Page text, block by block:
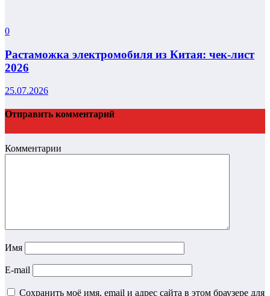
0
Растаможка электромобиля из Китая: чек-лист
2026
25.07.2026
Отправить комментарий
Комментарии
Имя
E-mail
Сохранить моё имя, email и адрес сайта в этом браузере для